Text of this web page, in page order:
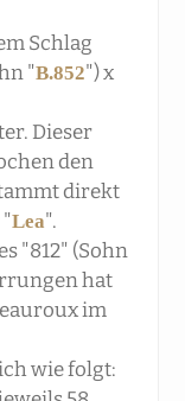
Schlag
"B.852") x
Dieser
den
direkt
"Lea".
"812" (Sohn
hat
im
wie folgt: